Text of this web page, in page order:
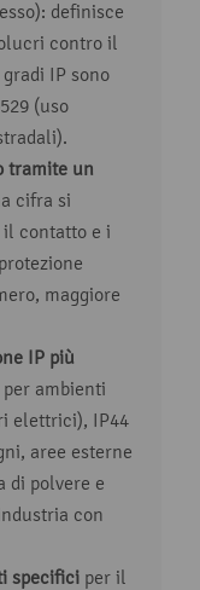
definisce
contro il
IP sono
(uso
tramite un
cifra si
contatto e i
maggiore
IP più
per ambienti
elettrici), IP44
aree esterne
di polvere e
con
specifici per il